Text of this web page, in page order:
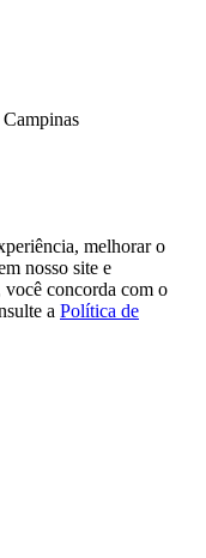
melhorar o
nosso site e
concorda com o
a Política de